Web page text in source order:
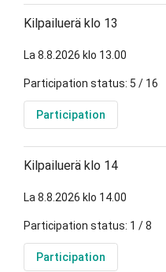
Kilpailuerä klo 13
La 8.8.2026 klo 13.00
Participation status: 5 / 16
Participation
Kilpailuerä klo 14
La 8.8.2026 klo 14.00
Participation status: 1 / 8
Participation